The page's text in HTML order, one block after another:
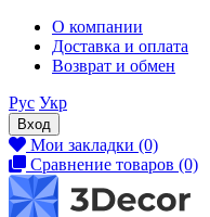
О компании
Доставка и оплата
Возврат и обмен
Рус Укр
Вход
Мои закладки (0)
Сравнение товаров (0)